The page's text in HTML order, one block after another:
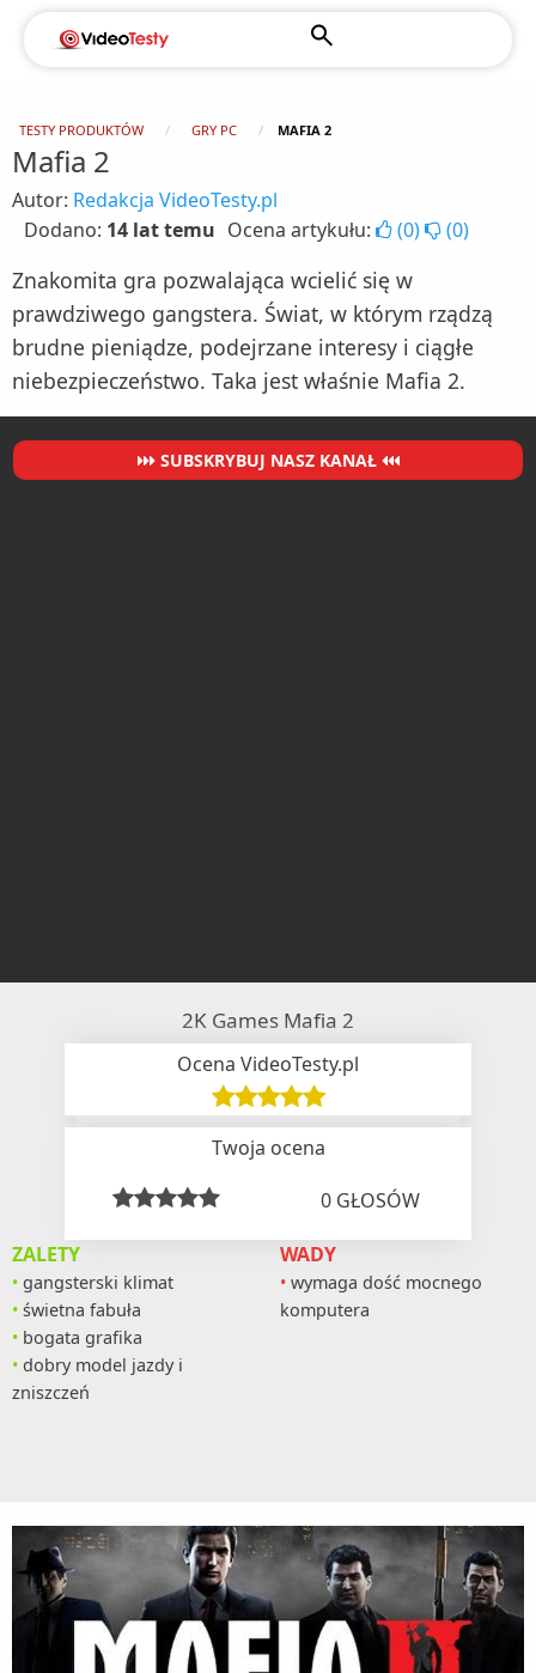
TESTY PRODUKTÓW GRY PC MAFIA 2
Mafia 2
Autor: Redakcja VideoTesty.pl
Dodano: 14 lat temu Ocena artykułu: (0) (0)
Znakomita gra pozwalająca wcielić się w
prawdziwego gangstera. Świat, w którym rządzą
brudne pieniądze, podejrzane interesy i ciągłe
niebezpieczeństwo. Taka jest właśnie Mafia 2.
SUBSKRYBUJ NASZ KANAŁ
2K Games Mafia 2
Ocena VideoTesty.pl
Twoja ocena
0GŁOSÓW
ZALETY
gangsterski klimat
świetna fabuła
bogata grafika
dobry model jazdy i
zniszczeń
WADY
wymaga dość mocnego
komputera